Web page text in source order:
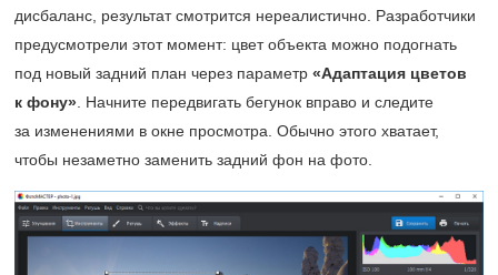
дисбаланс, результат смотрится нереалистично. Разработчики
предусмотрели этот момент: цвет объекта можно подогнать
под новый задний план через параметр «Адаптация цветов
к фону». Начните передвигать бегунок вправо и следите
за изменениями в окне просмотра. Обычно этого хватает,
чтобы незаметно заменить задний фон на фото.